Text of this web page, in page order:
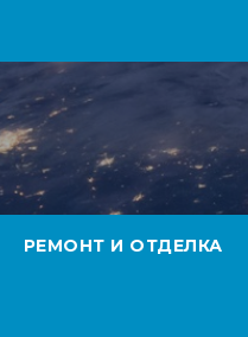
РЕМОНТ И ОТДЕЛКА